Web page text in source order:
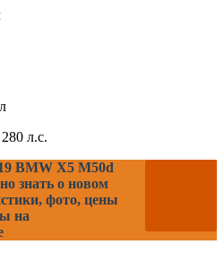
л.с.
BMW X5 M50d
знать о новом
фото, цены
на